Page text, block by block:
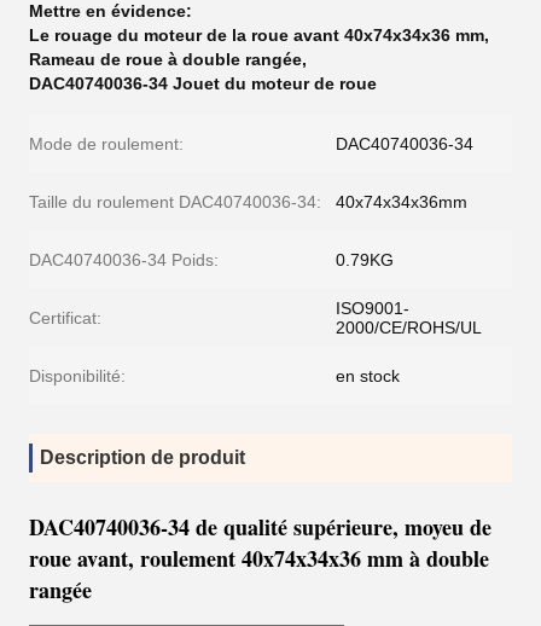
Mettre en évidence:
Le rouage du moteur de la roue avant 40x74x34x36 mm,
Rameau de roue à double rangée,
DAC40740036-34 Jouet du moteur de roue
Mode de roulement: DAC40740036-34
Taille du roulement DAC40740036-34: 40x74x34x36mm
DAC40740036-34 Poids: 0.79KG
Certificat:
ISO9001-
2000/CE/ROHS/UL
Disponibilité: en stock
Description de produit
DAC40740036-34 de qualité supérieure, moyeu de
roue avant, roulement 40x74x34x36 mm à double
rangée